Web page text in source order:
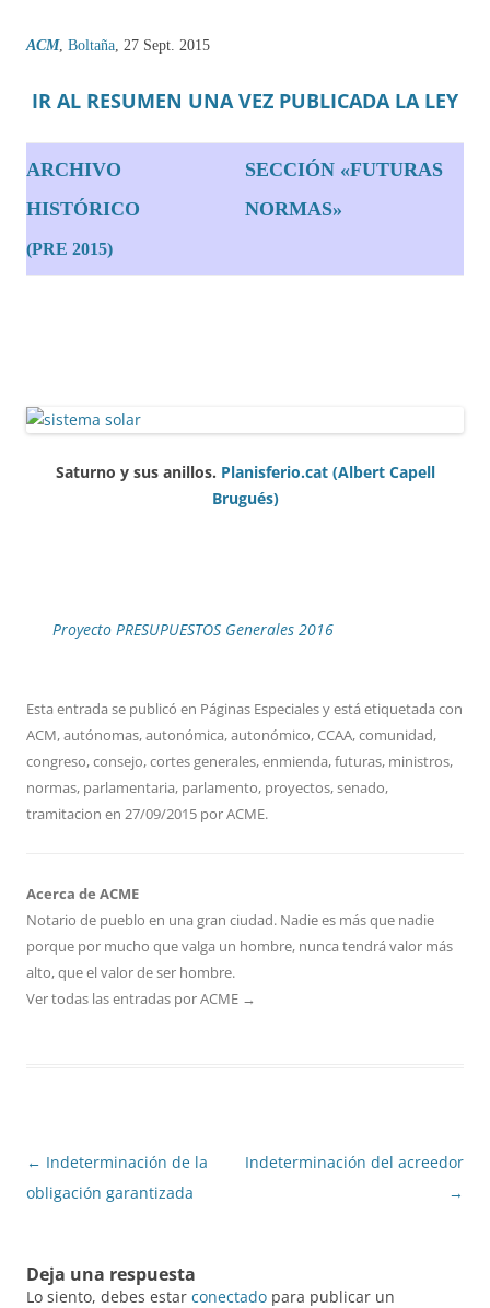
ACM, Boltaña, 27 Sept. 2015
IR AL RESUMEN UNA VEZ PUBLICADA LA LEY
ARCHIVO
HISTÓRICO
(PRE 2015)
SECCIÓN «FUTURAS
NORMAS»
Saturno y sus anillos. Planisferio.cat (Albert Capell
Brugués)
Proyecto PRESUPUESTOS Generales 2016
Esta entrada se publicó en Páginas Especialesy está etiquetada con
ACM,autónomas,autonómica,autonómico,CCAA,comunidad,
congreso,consejo,cortes generales,enmienda,futuras, ministros,
normas, parlamentaria, parlamento, proyectos,senado,
tramitacion en 27/09/2015 porACME.
Acerca de ACME
Notario de pueblo en una gran ciudad. Nadie es más que nadie
porque por mucho que valga un hombre, nunca tendrá valor más
alto, que el valor de ser hombre.
Ver todas las entradas por ACME →
Navegación
de
← Indeterminación de la
obligación garantizada
Indeterminación del acreedor
→
Deja una respuesta
Lo siento, debes estar conectado para publicar un